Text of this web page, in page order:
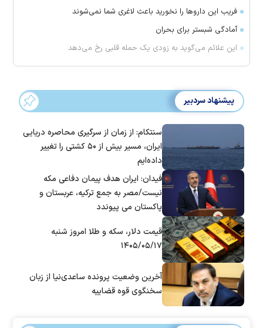
فریب این دارو‌ها را نخورید باعث لاغری شما نمی‌شوند
آمادگی شبستر برای بحران
این علائم می‌گوید به زودی یک حمله قلبی رخ می‌دهد
پیشنهاد سردبیر
سنتکام: از زمان از سرگیری محاصره دریایی
ایران، مسیر بیش از ۵۰ کشتی را تغییر
داده‌ایم
فیدان: ایران هدف پیمان دفاعی مکه
نیست/مصر به جمع ترکیه، عربستان و
پاکستان می پیوندد
قیمت دلار، سکه و طلا امروز شنبه
۱۴۰۵/۰۵/۱۷
آخرین وضعیت پرونده ساعدی‌نیا از زبان
سخنگوی قوه قضاییه